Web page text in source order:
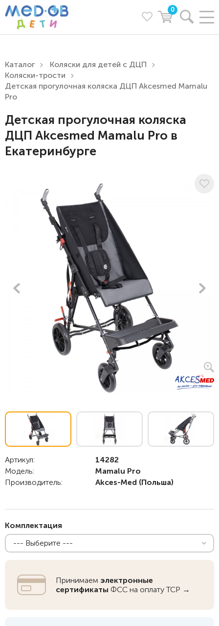
0
Каталог
Коляски для детей с ДЦП
Коляски-трости
Детская прогулочная коляска ДЦП Akcesmed Mamalu
Pro
Детская прогулочная коляска
ДЦП Akcesmed Mamalu Pro в
Екатеринбурге
Артикул:
14282
Модель:
Mamalu Pro
Производитель:
Akces-Med (Польша)
Комплектация
--- Выберите ---
Принимаем электронные
сертификаты ФСС на оплату ТСР →